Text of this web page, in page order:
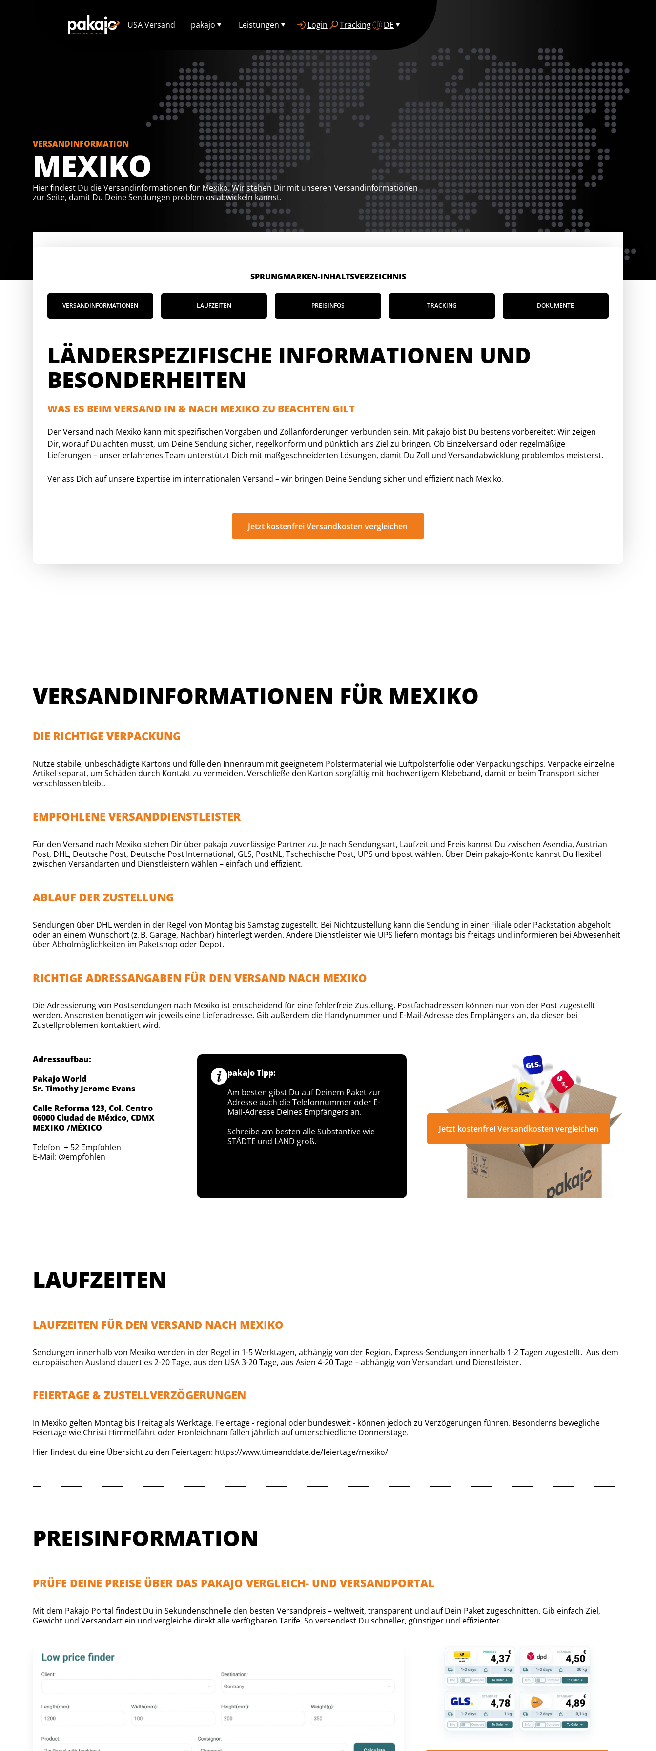
USA Versand pakajo Leistungen Login Tracking DE
VERSANDINFORMATION
MEXIKO
Hier findest Du die Versandinformationen für Mexiko. Wir stehen Dir mit unseren Versandinformationen
zur Seite, damit Du Deine Sendungen problemlos abwickeln kannst.
SPRUNGMARKEN-INHALTSVERZEICHNIS
VERSANDINFORMATIONEN LAUFZEITEN PREISINFOS TRACKING DOKUMENTE
LÄNDERSPEZIFISCHE INFORMATIONEN UND
BESONDERHEITEN
WAS ES BEIM VERSAND IN & NACH MEXIKO ZU BEACHTEN GILT
Der Versand nach Mexiko kann mit spezifischen Vorgaben und Zollanforderungen verbunden sein. Mit pakajo bist Du bestens vorbereitet: Wir zeigen
Dir, worauf Du achten musst, um Deine Sendung sicher, regelkonform und pünktlich ans Ziel zu bringen. Ob Einzelversand oder regelmäßige
Lieferungen – unser erfahrenes Team unterstützt Dich mit maßgeschneiderten Lösungen, damit Du Zoll und Versandabwicklung problemlos meisterst.
Verlass Dich auf unsere Expertise im internationalen Versand – wir bringen Deine Sendung sicher und effizient nach Mexiko.
Jetzt kostenfrei Versandkosten vergleichen
VERSANDINFORMATIONEN FÜR MEXIKO
DIE RICHTIGE VERPACKUNG
Nutze stabile, unbeschädigte Kartons und fülle den Innenraum mit geeignetem Polstermaterial wie Luftpolsterfolie oder Verpackungschips. Verpacke einzelne
Artikel separat, um Schäden durch Kontakt zu vermeiden. Verschließe den Karton sorgfältig mit hochwertigem Klebeband, damit er beim Transport sicher
verschlossen bleibt.
EMPFOHLENE VERSANDDIENSTLEISTER
Für den Versand nach Mexiko stehen Dir über pakajo zuverlässige Partner zu. Je nach Sendungsart, Laufzeit und Preis kannst Du zwischen Asendia, Austrian
Post, DHL, Deutsche Post, Deutsche Post International, GLS, PostNL, Tschechische Post, UPS und bpost wählen. Über Dein pakajo-Konto kannst Du flexibel
zwischen Versandarten und Dienstleistern wählen – einfach und effizient.
ABLAUF DER ZUSTELLUNG
Sendungen über DHL werden in der Regel von Montag bis Samstag zugestellt. Bei Nichtzustellung kann die Sendung in einer Filiale oder Packstation abgeholt
oder an einem Wunschort (z. B. Garage, Nachbar) hinterlegt werden. Andere Dienstleister wie UPS liefern montags bis freitags und informieren bei Abwesenheit
über Abholmöglichkeiten im Paketshop oder Depot.
RICHTIGE ADRESSANGABEN FÜR DEN VERSAND NACH MEXIKO
Die Adressierung von Postsendungen nach Mexiko ist entscheidend für eine fehlerfreie Zustellung. Postfachadressen können nur von der Post zugestellt
werden. Ansonsten benötigen wir jeweils eine Lieferadresse. Gib außerdem die Handynummer und E-Mail-Adresse des Empfängers an, da dieser bei
Zustellproblemen kontaktiert wird.
Adressaufbau:
Pakajo World
Sr. Timothy Jerome Evans
Calle Reforma 123, Col. Centro
06000 Ciudad de México, CDMX
MEXIKO /MÉXICO
Telefon: + 52 Empfohlen
E-Mail: @empfohlen
pakajo Tipp:
Am besten gibst Du auf Deinem Paket zur
Adresse auch die Telefonnummer oder E-
Mail-Adresse Deines Empfängers an.
Schreibe am besten alle Substantive wie
STÄDTE und LAND groß.
Jetzt kostenfrei Versandkosten vergleichen
LAUFZEITEN
LAUFZEITEN FÜR DEN VERSAND NACH MEXIKO
Sendungen innerhalb von Mexiko werden in der Regel in 1-5 Werktagen, abhängig von der Region, Express-Sendungen innerhalb 1-2 Tagen zugestellt. Aus dem
europäischen Ausland dauert es 2-20 Tage, aus den USA 3-20 Tage, aus Asien 4-20 Tage – abhängig von Versandart und Dienstleister.
FEIERTAGE & ZUSTELLVERZÖGERUNGEN
In Mexiko gelten Montag bis Freitag als Werktage. Feiertage - regional oder bundesweit - können jedoch zu Verzögerungen führen. Besonderns bewegliche
Feiertage wie Christi Himmelfahrt oder Fronleichnam fallen jährlich auf unterschiedliche Donnerstage.
Hier findest du eine Übersicht zu den Feiertagen: https://www.timeanddate.de/feiertage/mexiko/
PREISINFORMATION
PRÜFE DEINE PREISE ÜBER DAS PAKAJO VERGLEICH- UND VERSANDPORTAL
Mit dem Pakajo Portal findest Du in Sekundenschnelle den besten Versandpreis – weltweit, transparent und auf Dein Paket zugeschnitten. Gib einfach Ziel,
Gewicht und Versandart ein und vergleiche direkt alle verfügbaren Tarife. So versendest Du schneller, günstiger und effizienter.